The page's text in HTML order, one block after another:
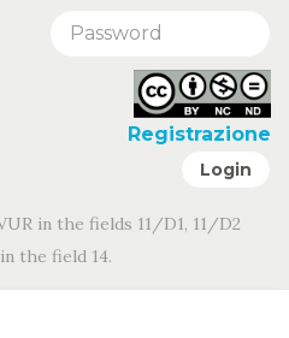
Registrazione
Login
in the fields 11/D1, 11/D2
the field 14.